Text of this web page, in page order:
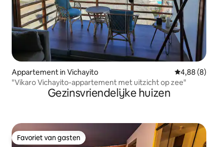
Appartement in Vichayito Gemiddelde
4,88 (8)
"Vikaro Vichayito-appartement met uitzicht op zee"
Gezinsvriendelijke huizen
Favoriet van gasten
Favoriet van gasten